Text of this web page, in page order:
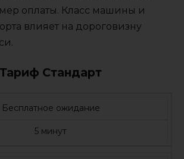
оплаты. Класс машины и
влияет на дороговизну
Тариф Стандарт
Бесплатное ожидание
5 минут